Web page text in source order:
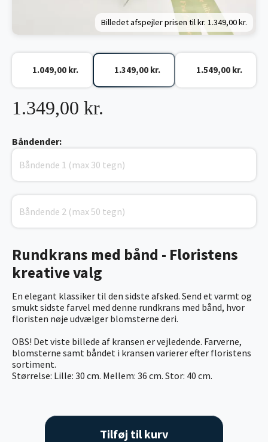
Billedet afspejler prisen til kr. 1.349,00 kr.
Rundkrans med bånd - Floristens
kreative valg
En elegant klassiker til den sidste afsked. Send et varmt og
smukt sidste farvel med denne rundkrans med bånd, hvor
floristen nøje udvælger blomsterne deri.
OBS! Det viste billede af kransen er vejledende. Farverne,
blomsterne samt båndet i kransen varierer efter floristens
sortiment.
Størrelse: Lille: 30 cm. Mellem: 36 cm. Stor: 40 cm.
1.349,00 kr.
1.049,00 kr. 1.349,00 kr. 1.549,00 kr.
Båndender:
Tilføj til kurv